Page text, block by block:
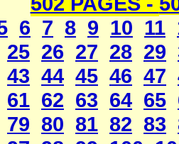
6 7 8 9 10 11
25 26 27 28 29
43 44 45 46 47
61 62 63 64 65
79 80 81 82 83